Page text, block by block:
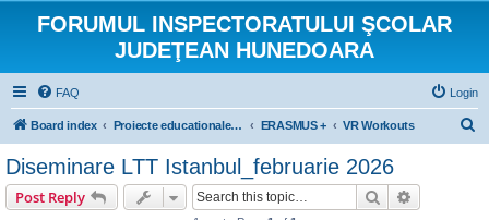
FORUMUL INSPECTORATULUI ŞCOLAR
JUDEŢEAN HUNEDOARA
FAQ Login
Board index Proiecte educationale internationale si europene ERASMUS + VR Workouts
Diseminare LTT Istanbul_februarie 2026
Post Reply Search